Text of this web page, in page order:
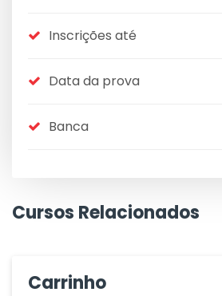
Inscrições até
Data da prova
Banca
Cursos Relacionados
Carrinho